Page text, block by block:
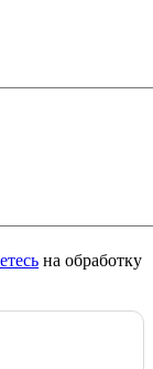
на обработку